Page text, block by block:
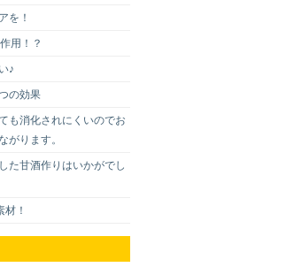
を！
用！？
♪
の効果
も消化されにくいのでお
がります。
た甘酒作りはいかがでし
！